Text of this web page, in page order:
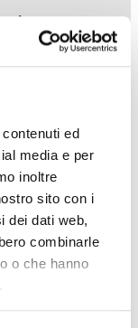
ed
media e per
inoltre
sito con i
dei dati web,
combinarle
o che hanno
la
al numero